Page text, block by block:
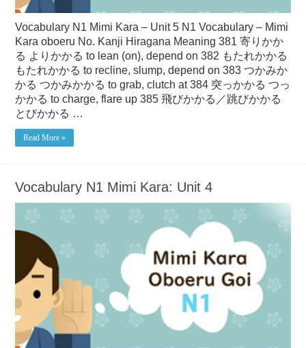
Vocabulary N1 Mimi Kara – Unit 5 N1 Vocabulary – Mimi
Kara oboeru No. Kanji Hiragana Meaning 381 寄りかか
る よりかかる to lean (on), depend on 382 もたれかかる
もたれかかる to recline, slump, depend on 383 つかみか
かる つかみかかる to grab, clutch at 384 突っかかる つっ
かかる to charge, flare up 385 飛びかかる／跳びかかる
とびかかる …
Read More »
Vocabulary N1 Mimi Kara: Unit 4